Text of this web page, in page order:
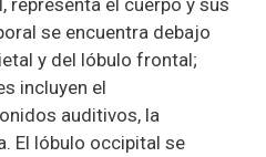
se encuentra debajo
y del lóbulo frontal;
incluyen el
auditivos, la
El lóbulo occipital se